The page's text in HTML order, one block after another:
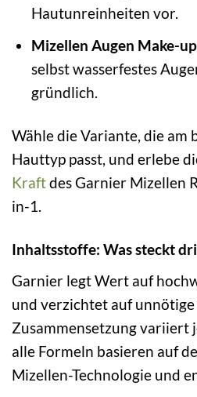
Hautunreinheiten vor.
Mizellen Augen Make-
selbst wasserfestes
gründlich.
Wähle die Variante, die am
Hauttyp passt, und erlebe
Kraftdes Garnier Mizellen
in-1.
Inhaltsstoffe: Was steckt
Garnier legt Wert auf
und verzichtet auf unnötige
Zusammensetzung variiert
alle Formeln basieren auf
Mizellen-Technologie und